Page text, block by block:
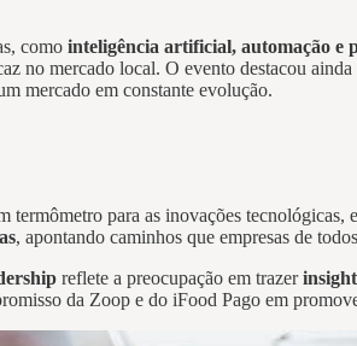
como inteligência artificial, automação e
no mercado local. O evento destacou
mercado em constante evolução.
termômetro para as inovações tecnológicas,
, apontando caminhos que empresas de
reflete a preocupação em trazer
da Zoop e do iFood Pago em